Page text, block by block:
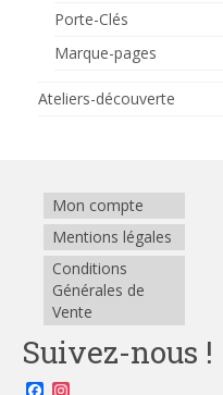
Porte-Clés
Marque-pages
Ateliers-découverte
Mon compte
Mentions légales
Conditions
Générales de
Vente
Suivez-nous !